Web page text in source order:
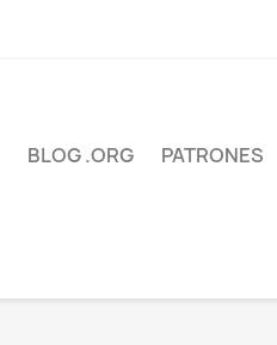
BLOG .ORG PATRONES